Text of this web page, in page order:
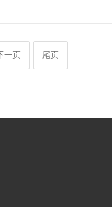
一页 尾页